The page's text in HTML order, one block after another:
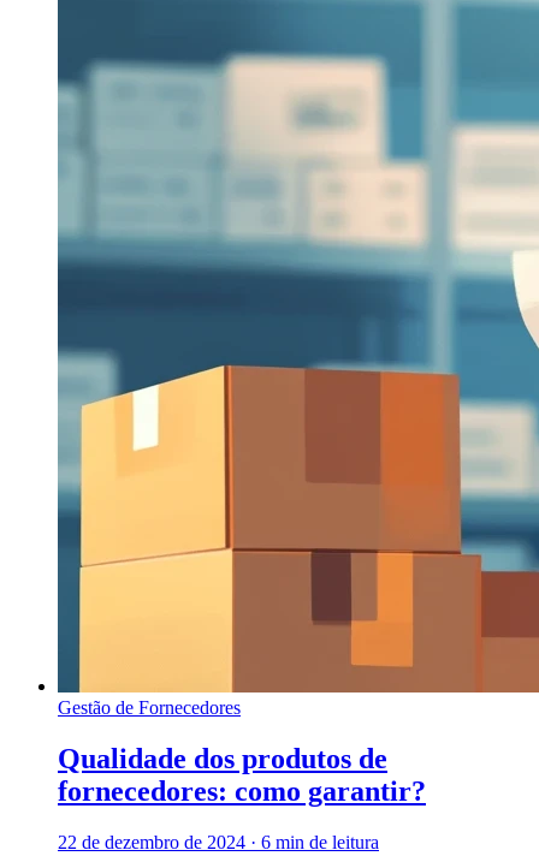
Gestão de Fornecedores
Qualidade dos produtos de
fornecedores: como garantir?
22 de dezembro de 2024 · 6 min de leitura